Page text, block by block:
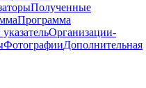
Полученные
Программа
Организации-
ФотографииДополнительная